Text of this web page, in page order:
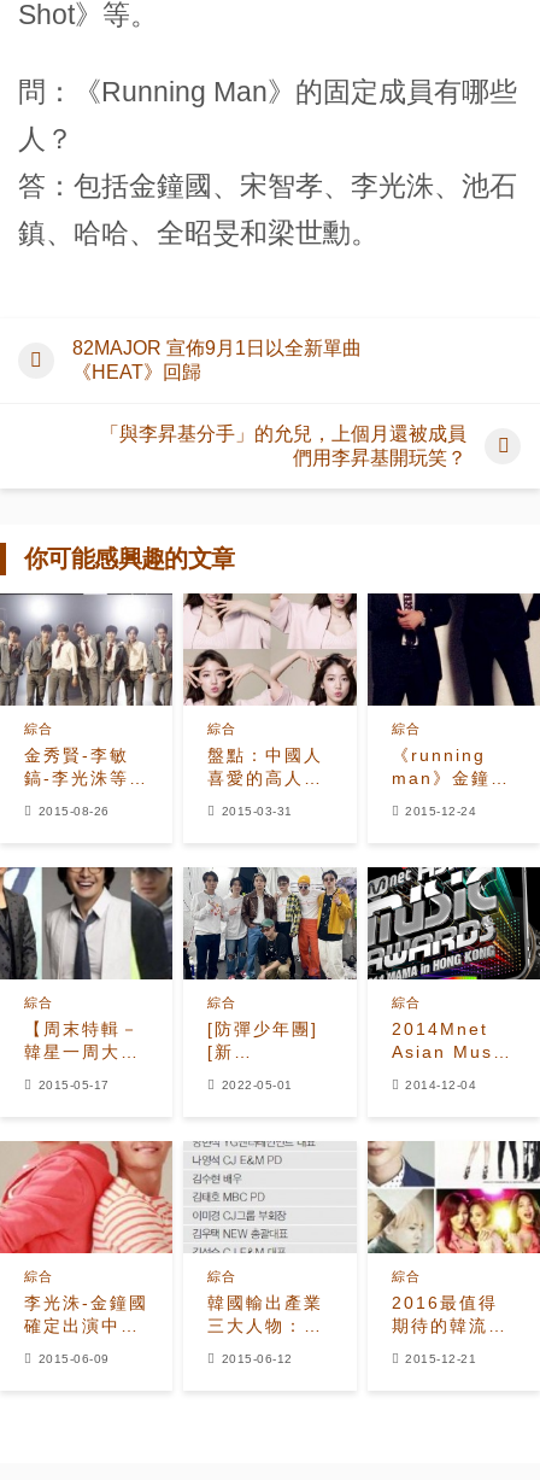
Shot》等。
問：《Running Man》的固定成員有哪些
人？
答：包括金鐘國、宋智孝、李光洙、池石
鎮、哈哈、全昭旻和梁世勳。
82MAJOR 宣佈9月1日以全新單曲
《HEAT》回歸
「與李昇基分手」的允兒，上個月還被成員
們用李昇基開玩笑？
你可能感興趣的文章
金秀賢-李敏
鎬-李光洙等，
綜合
2015-08-26
盤點：中國人
喜愛的高人氣
綜合
2015-03-31
《running
man》金鐘國
綜合
2015-12-24
【周末特輯－
韓星一周大事
版 裴勇俊結
婚、金秀賢新
戲上檔
綜合
2015-05-17
[防彈少年團]
[新
價第一名“韓流
象徵”
綜合
2022-05-01
2014Mnet
Asian Music
綜合
2014-12-04
李光洙-金鐘國
確定出演中國
綜合
2015-06-09
韓國輸出產業
三大人物：李
綜合
2015-06-12
2016最值得
期待的韓流明
綜合
2015-12-21